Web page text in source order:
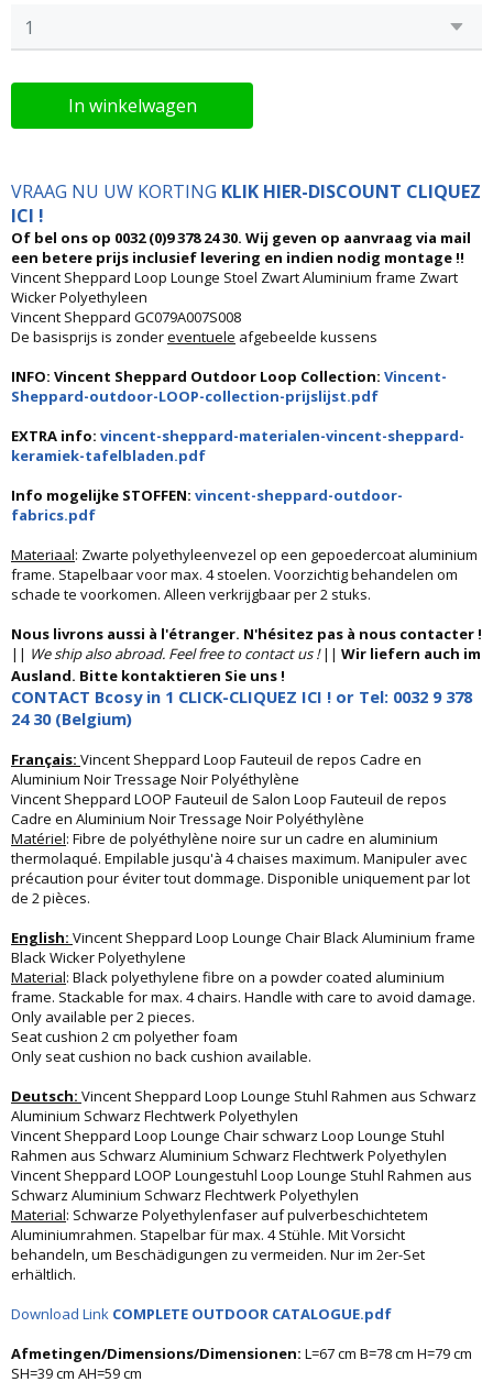
In winkelwagen
VRAAG NU UW KORTING KLIK HIER-DISCOUNT CLIQUEZ
ICI !
Of bel ons op 0032 (0)9 378 24 30. Wij geven op aanvraag via mail
een betere prijs inclusief levering en indien nodig montage !!
Vincent Sheppard Loop Lounge Stoel Zwart Aluminium frame Zwart
Wicker Polyethyleen
Vincent Sheppard GC079A007S008
De basisprijs is zondereventuele afgebeelde kussens
INFO: Vincent Sheppard Outdoor Loop Collection: Vincent-
Sheppard-outdoor-LOOP-collection-prijslijst.pdf
EXTRA info: vincent-sheppard-materialen-vincent-sheppard-
keramiek-tafelbladen.pdf
Info mogelijke STOFFEN: vincent-sheppard-outdoor-
fabrics.pdf
Materiaal: Zwarte polyethyleenvezel op een gepoedercoat aluminium
frame. Stapelbaar voor max. 4 stoelen. Voorzichtig behandelen om
schade te voorkomen. Alleen verkrijgbaar per 2 stuks.
Nous livrons aussi à l'étranger. N'hésitez pas à nous contacter !
|| We ship also abroad. Feel free to contact us !|| Wir liefern auch im
Ausland. Bitte kontaktieren Sie uns !
CONTACT Bcosy in 1 CLICK-CLIQUEZ ICI ! or Tel: 0032 9 378
24 30 (Belgium)
Français: Vincent Sheppard Loop Fauteuil de repos Cadre en
Aluminium Noir Tressage Noir Polyéthylène
Vincent Sheppard LOOP Fauteuil de Salon Loop Fauteuil de repos
Cadre en Aluminium Noir Tressage Noir Polyéthylène
Matériel: Fibre de polyéthylène noire sur un cadre en aluminium
thermolaqué. Empilable jusqu'à 4 chaises maximum. Manipuler avec
précaution pour éviter tout dommage. Disponible uniquement par lot
de 2 pièces.
English: Vincent Sheppard Loop Lounge Chair Black Aluminium frame
Black Wicker Polyethylene
Material: Black polyethylene fibre on a powder coated aluminium
frame. Stackable for max. 4 chairs. Handle with care to avoid damage.
Only available per 2 pieces.
Seat cushion 2 cm polyether foam
Only seat cushion no back cushion available.
Deutsch: Vincent Sheppard Loop Lounge Stuhl Rahmen aus Schwarz
Aluminium Schwarz Flechtwerk Polyethylen
Vincent Sheppard Loop Lounge Chair schwarz Loop Lounge Stuhl
Rahmen aus Schwarz Aluminium Schwarz Flechtwerk Polyethylen
Vincent Sheppard LOOP Loungestuhl Loop Lounge Stuhl Rahmen aus
Schwarz Aluminium Schwarz Flechtwerk Polyethylen
Material: Schwarze Polyethylenfaser auf pulverbeschichtetem
Aluminiumrahmen. Stapelbar für max. 4 Stühle. Mit Vorsicht
behandeln, um Beschädigungen zu vermeiden. Nur im 2er-Set
erhältlich.
Download Link COMPLETE OUTDOOR CATALOGUE.pdf
Afmetingen/Dimensions/Dimensionen: L=67 cm B=78 cm H=79 cm
SH=39 cm AH=59 cm